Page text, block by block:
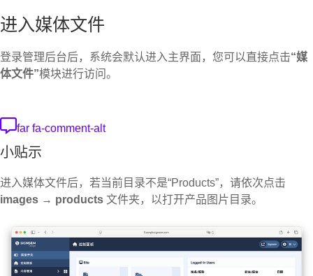
进入媒体文件
登录管理后台后，系统会默认进入主界面，您可以直接点击“媒
体文件”模块进行访问。
far fa-comment-alt
小贴示
进入媒体文件后，若当前目录不是“Products”，请依次点击
images → products 文件夹，以打开产品图片目录。